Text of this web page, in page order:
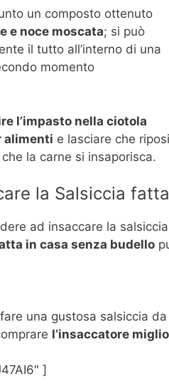
un composto ottenuto
e noce moscata; si può
il tutto all’interno di una
momento
l’impasto nella ciotola
alimenti e lasciare che riposi
la carne si insaporisca.
la Salsiccia
ad insaccare la
in casa senza budello
una gustosa salsiccia
l’insaccatore
]